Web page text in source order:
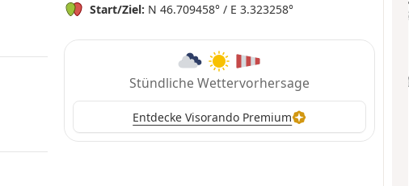
Start/Ziel: N 46.709458° / E 3.323258°
Stündliche Wettervorhersage
Entdecke Visorando Premium